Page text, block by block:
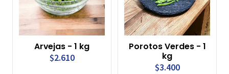
Arvejas - 1 kg
$2.610
Porotos Verdes - 1
kg
$3.400